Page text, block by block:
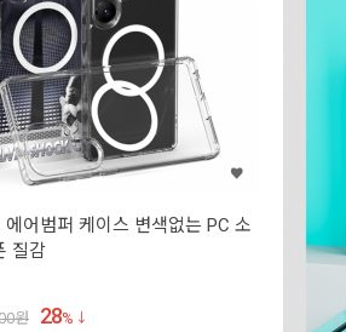
어범퍼 케이스 변색없는 PC 소
질감
원 28%